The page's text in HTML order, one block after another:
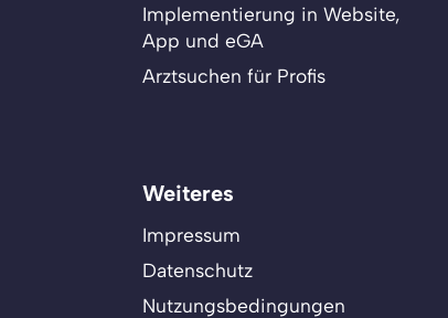
Implementierung in Website,
App und eGA
Arztsuchen für Profis
Weiteres
Impressum
Datenschutz
Nutzungsbedingungen